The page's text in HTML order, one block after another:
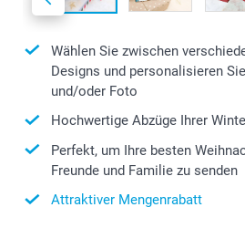
Wählen Sie zwischen
Designs und personalisieren
und/oder Foto
Hochwertige Abzüge Ihrer
Perfekt, um Ihre besten
Freunde und Familie zu senden
Attraktiver Mengenrabatt